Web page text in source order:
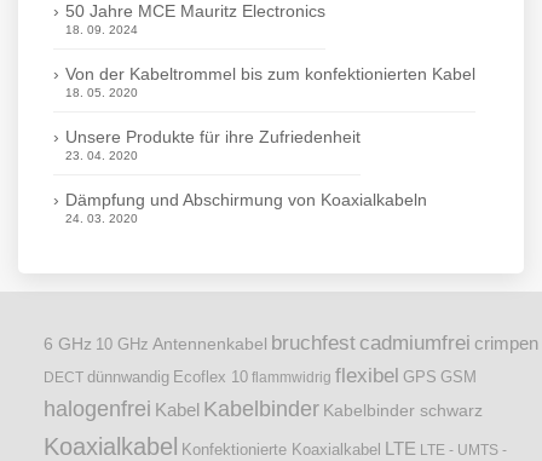
50 Jahre MCE Mauritz Electronics
18. 09. 2024
Von der Kabeltrommel bis zum konfektionierten Kabel
18. 05. 2020
Unsere Produkte für ihre Zufriedenheit
23. 04. 2020
Dämpfung und Abschirmung von Koaxialkabeln
24. 03. 2020
6 GHz 10 GHz Antennenkabel bruchfest cadmiumfrei crimpen
DECT dünnwandig Ecoflex 10 flammwidrig flexibel GPS GSM
halogenfrei Kabel Kabelbinder Kabelbinder schwarz
Koaxialkabel Konfektionierte Koaxialkabel LTE LTE - UMTS -